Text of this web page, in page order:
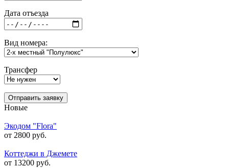
Дата отъезда
Вид номера:
Трансфер
Отправить заявку
Новые
Экодом "Flora"
от 2800 руб.
Коттеджи в Джемете
от 13200 руб.